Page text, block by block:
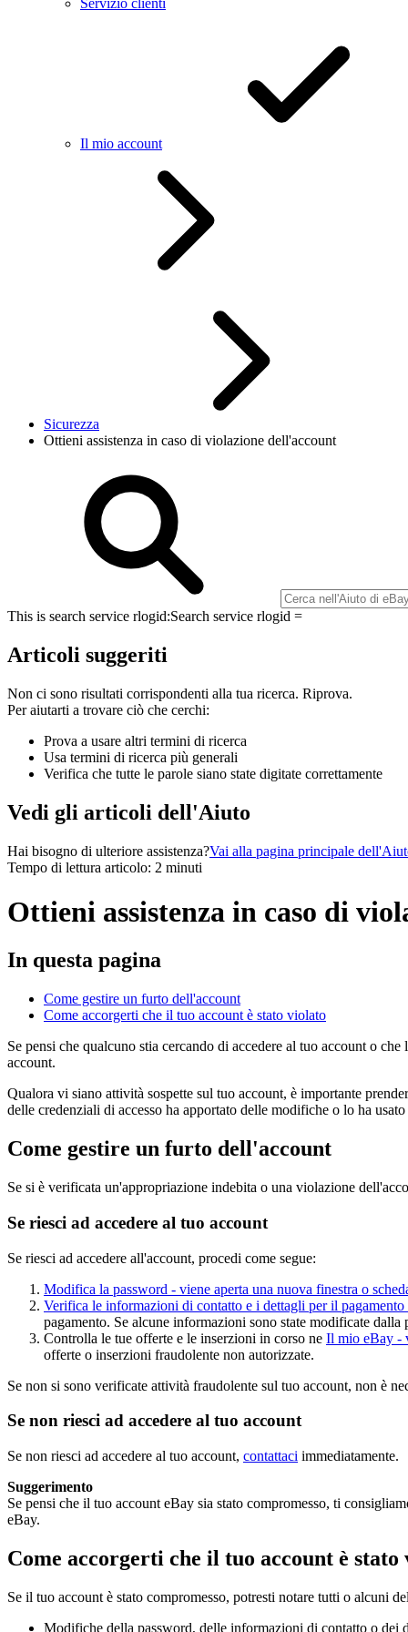
Servizio clienti
Il mio account
Sicurezza
Ottieni assistenza in caso di violazione dell'account
This is search service rlogid:Search service rlogid =
Articoli suggeriti
Non ci sono risultati corrispondenti alla tua ricerca. Riprova.
Per aiutarti a trovare ciò che cerchi:
Prova a usare altri termini di ricerca
Usa termini di ricerca più generali
Verifica che tutte le parole siano state digitate correttamente
Vedi gli articoli dell'Aiuto
Hai bisogno di ulteriore assistenza?Vai alla pagina principale
Tempo di lettura articolo: 2 minuti
Ottieni assistenza in caso di
In questa pagina
Come gestire un furto dell'account
Come accorgerti che il tuo account è stato violato
Se pensi che qualcuno stia cercando di accedere al tuo account o
account.
Qualora vi siano attività sospette sul tuo account, è importante
delle credenziali di accesso ha apportato delle modifiche o lo ha
Come gestire un furto dell'account
Se si è verificata un'appropriazione indebita o una violazione
Se riesci ad accedere al tuo account
Se riesci ad accedere all'account, procedi come segue:
Modifica la password - viene aperta una nuova finestra o
Verifica le informazioni di contatto e i dettagli per il pagamento
pagamento. Se alcune informazioni sono state modificate
Controlla le tue offerte e le inserzioni in corso ne Il mio eBay -
offerte o inserzioni fraudolente non autorizzate.
Se non si sono verificate attività fraudolente sul tuo account, non è
Se non riesci ad accedere al tuo account
Se non riesci ad accedere al tuo account, contattaci immediatamente.
Suggerimento
Se pensi che il tuo account eBay sia stato compromesso, ti
eBay.
Come accorgerti che il tuo account è stato
Se il tuo account è stato compromesso, potresti notare tutti o alcuni
Modifiche della password, delle informazioni di contatto o dei